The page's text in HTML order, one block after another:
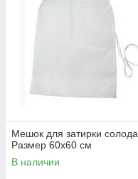
Мешок для затирки солода.
Размер 60х60 см
В наличии